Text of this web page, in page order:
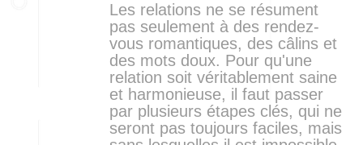
Les relations ne se résument
pas seulement à des rendez-
vous romantiques, des câlins et
des mots doux. Pour qu'une
relation soit véritablement saine
et harmonieuse, il faut passer
par plusieurs étapes clés, qui ne
seront pas toujours faciles, mais